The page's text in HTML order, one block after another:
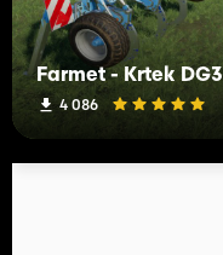
Farmet - Krtek DG3
4 086